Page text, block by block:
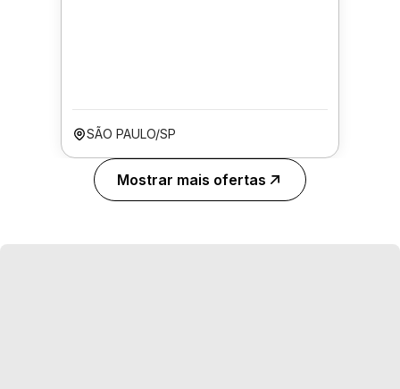
SÃO PAULO/SP
Mostrar mais ofertas